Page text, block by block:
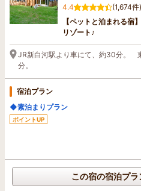
4.4
(1,674件)
【ペットと泊まれる
リゾート♪
JR新白河駅より車にて、約30分。
分。
宿泊プラン
◆素泊まりプラン
ポイントUP
この宿の宿泊プ